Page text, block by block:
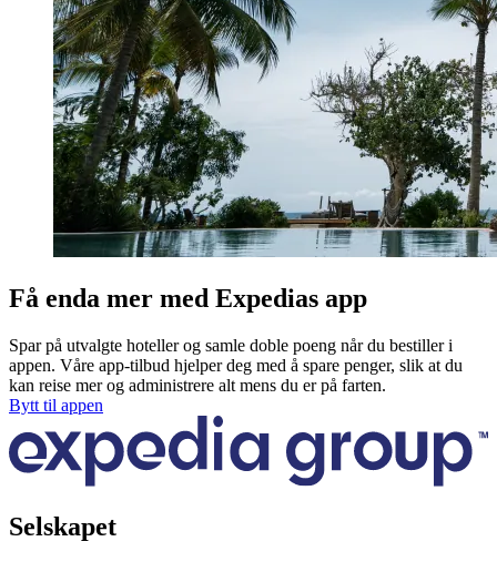
Få enda mer med Expedias app
Spar på utvalgte hoteller og samle doble poeng når du bestiller i
appen. Våre app-tilbud hjelper deg med å spare penger, slik at du
kan reise mer og administrere alt mens du er på farten.
Bytt til appen
Selskapet